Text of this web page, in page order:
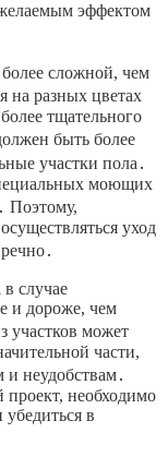
эффектом
сложной, чем
на разных цветах
тщательного
быть более
участки пола․
моющих
Поэтому,
уход
в случае
и дороже, чем
участков может
части,
неудобствам․
проект, необходимо
убедиться в